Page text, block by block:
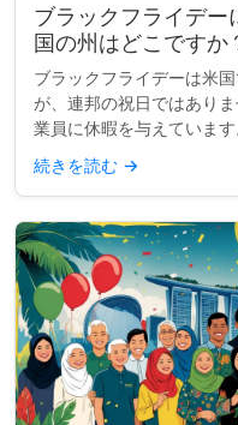
ブラックフライデー
国の州はどこですか
ブラックフライデーは米
が、連邦の祝日ではあり
業員に休暇を与えていま
謝祭の延長などの理由で
フライデーを公式な...
続きを読む →